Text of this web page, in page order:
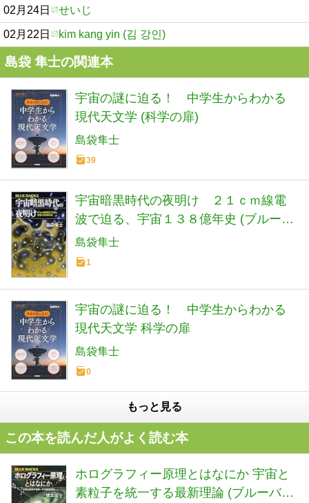
02月24日 せいじ
02月22日 kim kang yin (김 강인)
島袋 隼士の関連本
宇宙の謎に迫る！ 中学生からわかる
現代天文学 (科学の扉)
島袋隼士
39
宇宙暗黒時代の夜明け ２１ｃｍ線電
波で迫る、宇宙１３８億年史 (ブルーバ
ックス)
島袋隼士
1
宇宙の謎に迫る！ 中学生からわかる
現代天文学 科学の扉
島袋隼士
0
もっと見る
この本を読んだ人がよく読む本
ホログラフィー原理とはなにか 宇宙と
素粒子を統一する最新理論 (ブルーバッ